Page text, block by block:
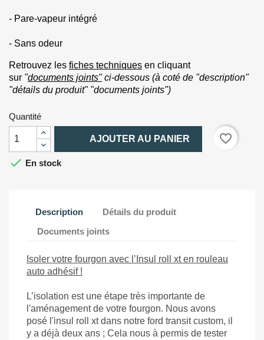
- Pare-vapeur intégré
- Sans odeur
Retrouvez les fiches techniques en cliquant
sur "documents joints"ci-dessous (à coté de "description"
"détails du produit" "documents joints")
Quantité
AJOUTER AU PANIER
favorite_border
 En stock
Description
Détails du produit
Documents joints
Isoler votre fourgon avec l’Insul roll xt en rouleau
auto adhésif !
L’isolation est une étape très importante de
l'aménagement de votre fourgon. Nous avons
posé l'insul roll xt dans notre ford transit custom, il
y a déjà deux ans ; Cela nous à permis de tester